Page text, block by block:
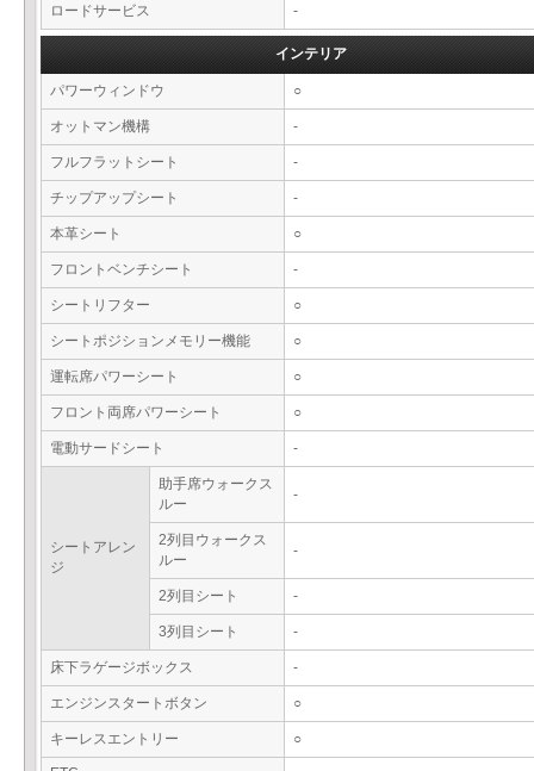
ロードサービス -
インテリア
パワーウィンドウ ○
オットマン機構 -
フルフラットシート -
チップアップシート -
本革シート ○
フロントベンチシート -
シートリフター ○
シートポジションメモリー機能 ○
運転席パワーシート ○
フロント両席パワーシート ○
電動サードシート -
シートアレン
ジ
助手席ウォークス
ルー
-
2列目ウォークス
ルー
-
2列目シート -
3列目シート -
床下ラゲージボックス -
エンジンスタートボタン ○
キーレスエントリー ○